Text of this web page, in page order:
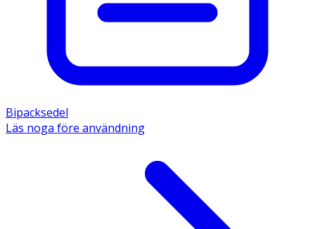
Bipacksedel
Läs noga före användning